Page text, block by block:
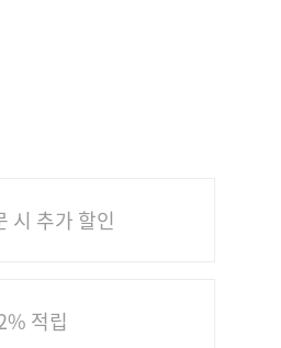
시 추가 할인
적립